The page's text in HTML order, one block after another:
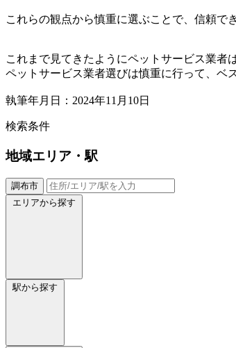
これらの観点から慎重に選ぶことで、信頼で
これまで見てきたようにペットサービス業者
ペットサービス業者選びは慎重に行って、ベ
執筆年月日：2024年11月10日
検索条件
地域エリア・駅
調布市
エリアから探す
駅から探す